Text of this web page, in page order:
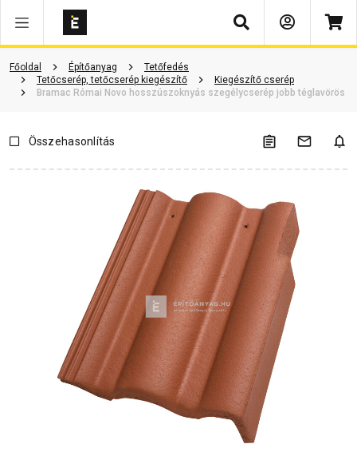
Keresés
Főoldal Építőanyag
Tetőfedés
Tetőcserép, tetőcserép kiegészítő
Kiegészítő cserép
Bramac Római Novo hosszúszoknyás szegélycserép jobb téglavörös
Dokumentumok Kérdések és válaszok
Összehasonlítás